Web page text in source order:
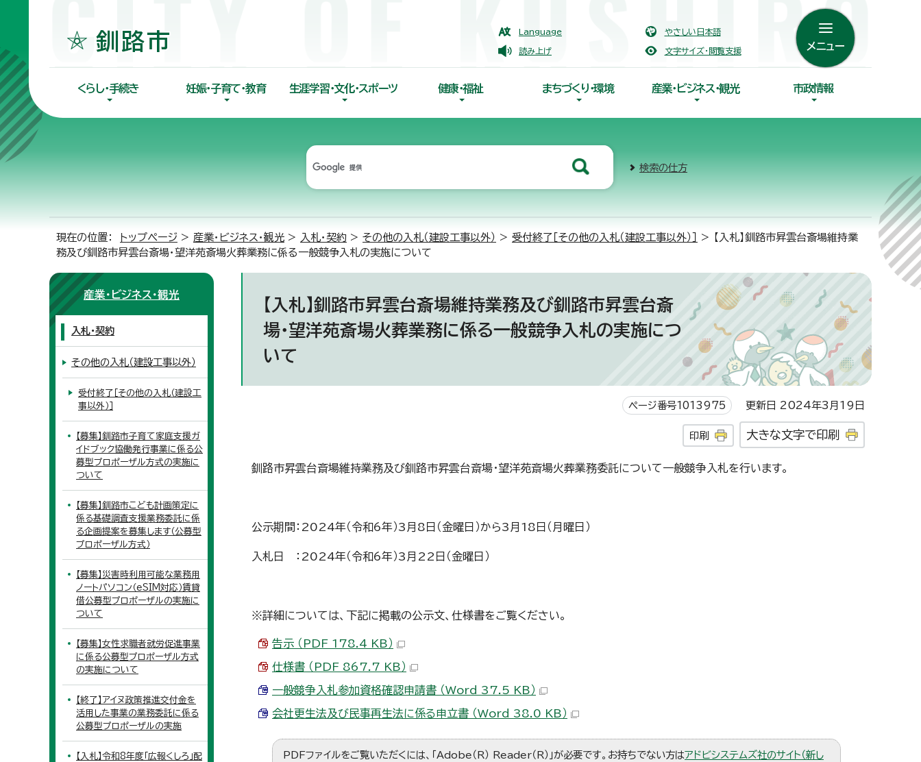
Language やさしい日本語
読み上げ 文字サイズ・閲覧支援 メニュー
くらし・手続き 妊娠・子育て・教育 生涯学習・文化・スポーツ 健康・福祉 まちづくり・環境 産業・ビジネス・観光 市政情報
検索の仕方
現在の位置： トップページ > 産業・ビジネス・観光 > 入札・契約 > その他の入札（建設工事以外） > 受付終了［その他の入札（建設工事以外）］
> 【入札】釧路市昇雲台斎場維持業
務及び釧路市昇雲台斎場・望洋苑斎場火葬業務に係る一般競争入札の実施について
【入札】釧路市昇雲台斎場維持業務及び釧路市昇雲台斎
場・望洋苑斎場火葬業務に係る一般競争入札の実施につ
いて
ページ番号1013975 更新日 2024年3月19日
印刷 大きな文字で印刷
釧路市昇雲台斎場維持業務及び釧路市昇雲台斎場・望洋苑斎場火葬業務委託について一般競争入札を行います。
公示期間：2024年（令和6年）3月8日（金曜日）から3月18日（月曜日）
入札日 ：2024年（令和6年）3月22日（金曜日）
※詳細については、下記に掲載の公示文、仕様書をご覧ください。
告示 （PDF 178.4 KB）
仕様書 （PDF 867.7 KB）
一般競争入札参加資格確認申請書 （Word 37.5 KB）
会社更生法及び民事再生法に係る申立書 （Word 38.0 KB）
PDFファイルをご覧いただくには、「Adobe（R） Reader（R）」が必要です。お持ちでない方はアドビシステムズ社のサイト（新し
産業・ビジネス・観光
入札・契約
その他の入札（建設工事以外）
受付終了［その他の入札（建設工
事以外）］
【募集】釧路市子育て家庭支援ガ
イドブック協働発行事業に係る公
募型プロポーザル方式の実施に
ついて
【募集】釧路市こども計画策定に
係る基礎調査支援業務委託に係
る企画提案を募集します（公募型
プロポーザル方式）
【募集】災害時利用可能な業務用
ノートパソコン（eSIM対応）賃貸
借公募型プロポーザルの実施に
ついて
【募集】女性求職者就労促進事業
に係る公募型プロポーザル方式
の実施について
【終了】アイヌ政策推進交付金を
活用した事業の業務委託に係る
公募型プロポーザルの実施
【入札】令和8年度「広報くしろ」配